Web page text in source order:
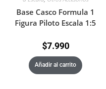
Base Casco Formula 1
Figura Piloto Escala 1:5
$7.990
Añadir al carrito